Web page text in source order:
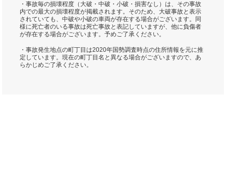
・事故毎の損壊程度（大破・中破・小破・損害なし）は、その事故
内での最大の損壊程度が掲載されます。そのため、大破事故と表示
されていても、中破や小破の車両が存在する場合がございます。同
様に死亡者のいる事故は死亡事故と表記していますが、他に負傷者
が存在する場合がございます。予めご了承ください。
・事故発生地点の町丁目は2020年国勢調査時点の住所情報を元に推
定しています。現在の町丁目名と異なる場合がございますので、あ
らかじめご了承ください。